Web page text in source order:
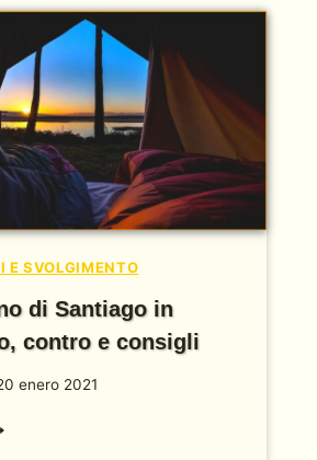
E SVOLGIMENTO
di Santiago in
contro e consigli
enero 2021